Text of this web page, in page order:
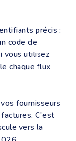
précis :
code de
vous utilisez
chaque flux
fournisseurs
C'est
vers la